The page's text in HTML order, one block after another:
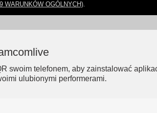
WARUNKÓW OGÓLNYCH).
swoim telefonem, aby zainstalować
ulubionymi performerami.